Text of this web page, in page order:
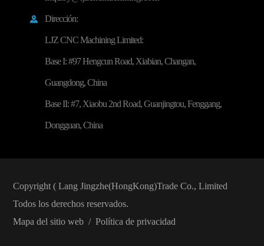

Dirección:
LJZ CNC Machining Limited:
Base I: #97 Hengcun Road, Xiabian, Changan,
Guangdong, China
Base II: #7, Xiaobu 2nd Road, Guanjingtou, Fenggang,
Dongguan, China
Copyright ( Lang Jingzhe(HongKong)Trade Co., Limited
Todos los derechos reservados.
Mapa del sitio web/ Política de privacidad